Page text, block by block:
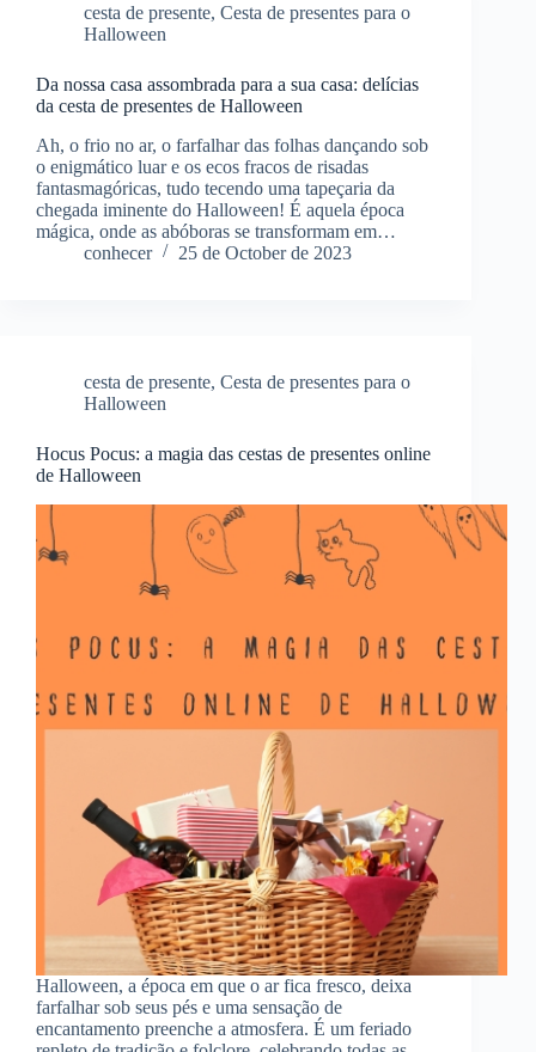
cesta de presente, Cesta de presentes para o
Halloween
Da nossa casa assombrada para a sua casa: delícias
da cesta de presentes de Halloween
Ah, o frio no ar, o farfalhar das folhas dançando sob
o enigmático luar e os ecos fracos de risadas
fantasmagóricas, tudo tecendo uma tapeçaria da
chegada iminente do Halloween! É aquela época
mágica, onde as abóboras se transformam em…
conhecer
25 de October de 2023
cesta de presente, Cesta de presentes para o
Halloween
Hocus Pocus: a magia das cestas de presentes online
de Halloween
Halloween, a época em que o ar fica fresco, deixa
farfalhar sob seus pés e uma sensação de
encantamento preenche a atmosfera. É um feriado